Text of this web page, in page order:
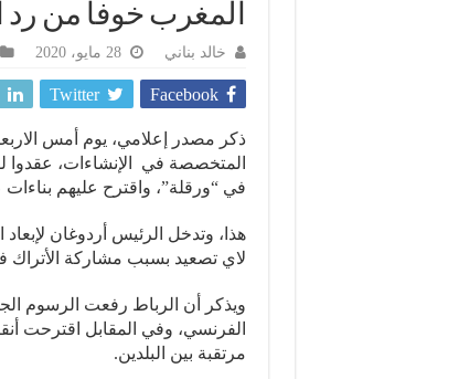
المغرب خوفا من رد
خالد بناني 28 مايو، 2020
Facebook
Twitter
المتخصصة في الإنشاءات، عقدوا
في “ورقلة”، واقترح عليهم
هذا، وتدخل الرئيس أردوغان
لاي تصعيد بسبب مشاركة
ويذكر أن الرباط رفعت الرسوم
الفرنسي، وفي المقابل اقترحت
مرتقبة بين البلدين.